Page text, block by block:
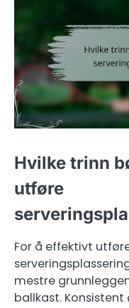
Hvilke trinn
utføre
For å effektivt
mestre
ballkast.